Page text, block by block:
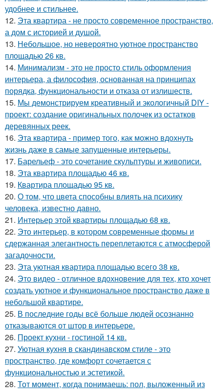
удобнее и стильнее.
12. Эта квартира - не просто современное пространство,
а дом с историей и душой.
13. Небольшое, но невероятно уютное пространство
площадью 26 кв.
14. Минимализм - это не просто стиль оформления
интерьера, а философия, основанная на принципах
порядка, функциональности и отказа от излишеств.
15. Мы демонстрируем креативный и экологичный DIY -
проект: создание оригинальных полочек из остатков
деревянных реек.
16. Эта квартира - пример того, как можно вдохнуть
жизнь даже в самые запущенные интерьеры.
17. Барельеф - это сочетание скульптуры и живописи.
18. Эта квартира площадью 46 кв.
19. Квартира площадью 95 кв.
20. О том, что цвета способны влиять на психику
человека, известно давно.
21. Интерьер этой квартиры площадью 68 кв.
22. Это интерьер, в котором современные формы и
сдержанная элегантность переплетаются с атмосферой
загадочности.
23. Эта уютная квартира площадью всего 38 кв.
24. Это видео - отличное вдохновение для тех, кто хочет
создать уютное и функциональное пространство даже в
небольшой квартире.
25. В последние годы всё больше людей осознанно
отказываются от штор в интерьере.
26. Проект кухни - гостиной 14 кв.
27. Уютная кухня в скандинавском стиле - это
пространство, где комфорт сочетается с
функциональностью и эстетикой.
28. Тот момент, когда понимаешь: пол, выложенный из